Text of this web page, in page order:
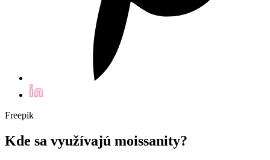
Freepik
Kde sa využívajú moissanity?